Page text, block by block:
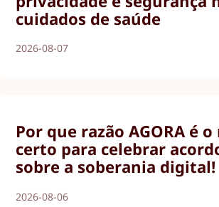
cuidados de saúde
2026-08-07
Por que razão AGORA é
certo para celebrar
sobre a soberania digital!
2026-08-06